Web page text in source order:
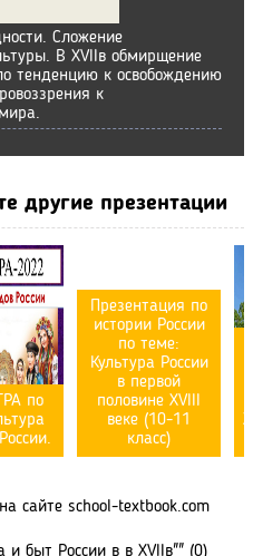
Сложение
В XVIIв обмирщение
тенденцию к освобождению
к
другие презентации
по
Презентация по
истории России
по теме:
Культура России
в первой
половине XVIII
веке (10-11
класс)
сайте school-textbook.com
и быт России в в XVIIв"" (0)